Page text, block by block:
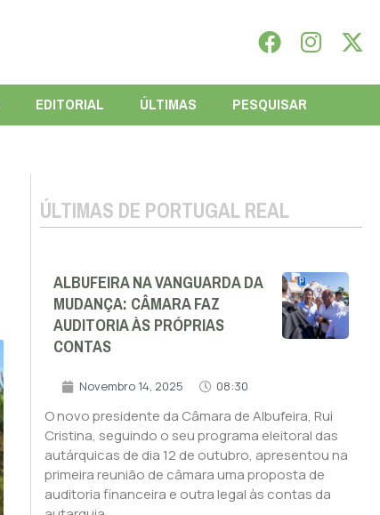
EDITORIAL ÚLTIMAS PESQUISAR
ÚLTIMAS DE PORTUGAL REAL
ALBUFEIRA NA VANGUARDA DA
MUDANÇA: CÂMARA FAZ
AUDITORIA ÀS PRÓPRIAS
CONTAS
Novembro 14, 2025 08:30
O novo presidente da Câmara de Albufeira, Rui
Cristina, seguindo o seu programa eleitoral das
autárquicas de dia 12 de outubro, apresentou na
primeira reunião de câmara uma proposta de
auditoria financeira e outra legal às contas da